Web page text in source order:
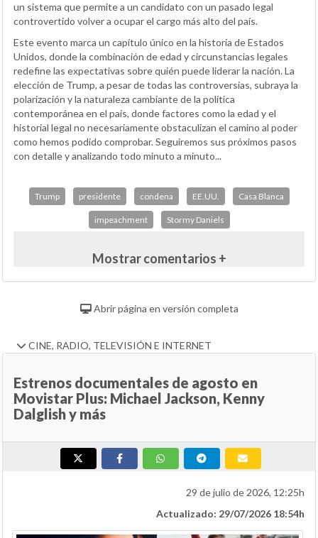
un sistema que permite a un candidato con un pasado legal
controvertido volver a ocupar el cargo más alto del país.
Este evento marca un capítulo único en la historia de Estados
Unidos, donde la combinación de edad y circunstancias legales
redefine las expectativas sobre quién puede liderar la nación. La
elección de Trump, a pesar de todas las controversias, subraya la
polarización y la naturaleza cambiante de la política
contemporánea en el país, donde factores como la edad y el
historial legal no necesariamente obstaculizan el camino al poder
como hemos podido comprobar. Seguiremos sus próximos pasos
con detalle y analizando todo minuto a minuto...
Trump presidente condena EE.UU. Casa Blanca
impeachment Stormy Daniels
Mostrar comentarios +
Abrir página en versión completa
CINE, RADIO, TELEVISIÓN E INTERNET
Estrenos documentales de agosto en
Movistar Plus: Michael Jackson, Kenny
Dalglish y más
29 de julio de 2026, 12:25h
Actualizado: 29/07/2026 18:54h